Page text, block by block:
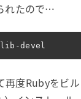
れたので…
度Rubyをビ